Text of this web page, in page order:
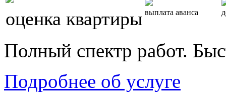
оценка квартиры выплата аванса
Полный спектр работ.
Подробнее об услуге